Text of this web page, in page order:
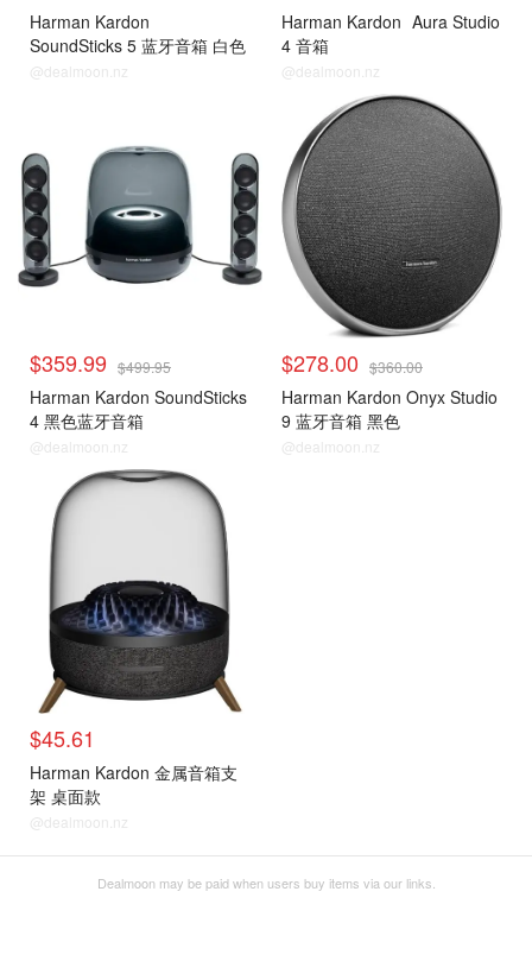
Harman Kardon
SoundSticks 5 蓝牙音箱 白色
@dealmoon.nz
Harman Kardon Aura Studio
4 音箱
@dealmoon.nz
$359.99 $499.95
Harman Kardon SoundSticks
4 黑色蓝牙音箱
@dealmoon.nz
$278.00 $360.00
Harman Kardon Onyx Studio
9 蓝牙音箱 黑色
@dealmoon.nz
$45.61
Harman Kardon 金属音箱支
架 桌面款
@dealmoon.nz
Dealmoon may be paid when users buy items via our links.